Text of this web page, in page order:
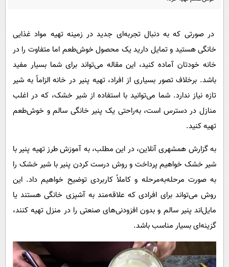
حوادث
محیط زیست
سلامت
اجتماعی
حیات وحش
سیاست خارجی
آشپزی
دانلود
در صورتی که به دنبال تجربه‌ای جدید در زمینه تهیه مواد غذایی
خانگی هستید و تمایل دارید یک محصول خوش‌طعم اما متفاوت را در
خانه خودتان آماده کنید، این مقاله می‌تواند برای شما بسیار مفید
باشد. برخلاف تصور بسیاری از افراد، تهیه پنیر در خانه الزاماً به شیر
تازه نیاز ندارد. شما می‌توانید با استفاده از شیر خشک، که در اغلب
منازل در دسترس است، به‌راحتی یک پنیر خانگی سالم و خوش‌طعم
تهیه کنید.
به گزارش همشهری آنلاین، در این مطلب، به آموزش طرز تهیه پنیر با
شیر خشک خواهیم پرداخت و روش درست کردن پنیر با شیر خشک را
به صورت مرحله‌به‌مرحله و کاملاً کاربردی توضیح خواهیم داد. این
روش می‌تواند برای افرادی که علاقه‌مند به آشپزی خانگی هستند یا
مایل‌اند پنیر سالم و بدون افزودنی‌های صنعتی را در منزل تهیه کنند،
گزینه‌ای بسیار مناسب باشد.